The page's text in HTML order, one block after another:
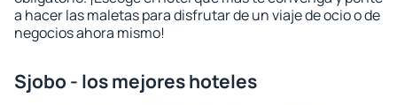
a hacer las maletas para disfrutar de un viaje de ocio o de
negocios ahora mismo!
Sjobo - los mejores hoteles